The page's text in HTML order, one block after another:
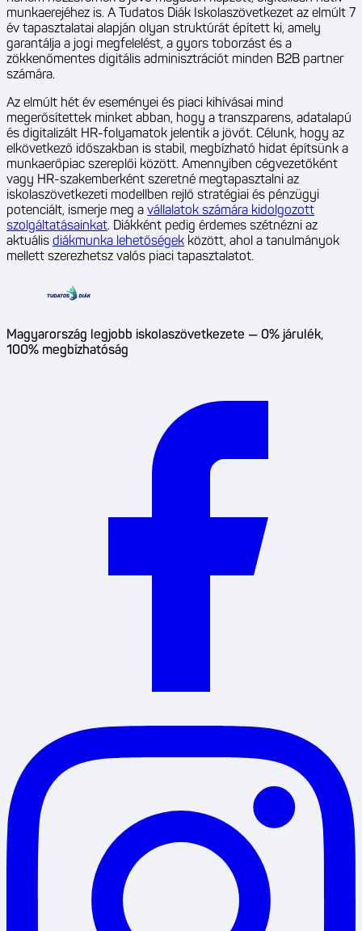
munkaerejéhez is. A Tudatos Diák Iskolaszövetkezet az elmúlt 7
év tapasztalatai alapján olyan struktúrát épített ki, amely
garantálja a jogi megfelelést, a gyors toborzást és a
zökkenőmentes digitális adminisztrációt minden B2B partner
számára.
Az elmúlt hét év eseményei és piaci kihívásai mind
megerősítettek minket abban, hogy a transzparens, adatalapú
és digitalizált HR-folyamatok jelentik a jövőt. Célunk, hogy az
elkövetkező időszakban is stabil, megbízható hidat építsünk a
munkaerőpiac szereplői között. Amennyiben cégvezetőként
vagy HR-szakemberként szeretné megtapasztalni az
iskolaszövetkezeti modellben rejlő stratégiai és pénzügyi
potenciált, ismerje meg a vállalatok számára kidolgozott
szolgáltatásainkat. Diákként pedig érdemes szétnézni az
aktuális diákmunka lehetőségek között, ahol a tanulmányok
mellett szerezhetsz valós piaci tapasztalatot.
Magyarország legjobb iskolaszövetkezete — 0% járulék,
100% megbízhatóság